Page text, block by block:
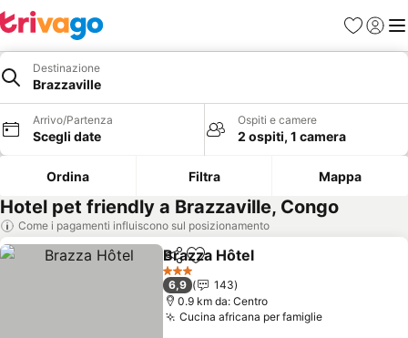
PreferitiAccedi
Destinazione
Brazzaville
Arrivo/Partenza
Scegli date
Ospiti e camere
2 ospiti, 1 camera
Ordina Filtra Mappa
Hotel pet friendly a Brazzaville, Congo
Come i pagamenti influiscono sul posizionamento
CondividiAggiungi ai preferiti
Brazza Hôtel
3 Stelle
6,9
143
0.9 km da: Centro
Cucina africana per famiglie